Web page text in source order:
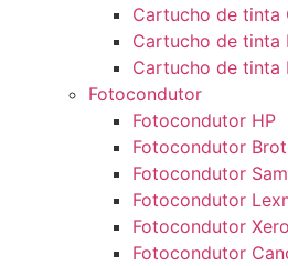
Cartucho de tinta
Cartucho de tinta
Cartucho de tinta
Fotocondutor
Fotocondutor HP
Fotocondutor
Fotocondutor
Fotocondutor
Fotocondutor
Fotocondutor